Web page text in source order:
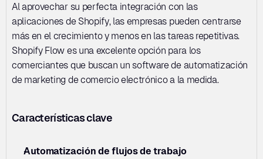
Al aprovechar su perfecta integración con las
aplicaciones de Shopify, las empresas pueden centrarse
más en el crecimiento y menos en las tareas repetitivas.
Shopify Flow es una excelente opción para los
comerciantes que buscan un software de automatización
de marketing de comercio electrónico a la medida.
Características clave
Automatización de flujos de trabajo